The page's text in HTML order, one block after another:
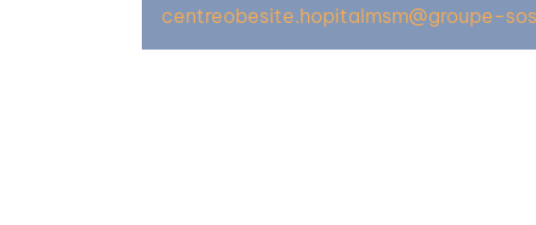
centreobesite.hopitalmsm@groupe-